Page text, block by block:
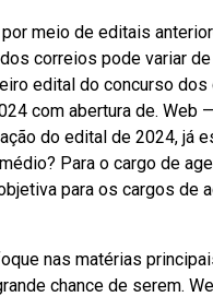
meio de editais
correios pode variar
edital do concurso
com abertura de. Web
do edital de 2024, já
Para o cargo de
para os cargos de
nas matérias
chance de serem.